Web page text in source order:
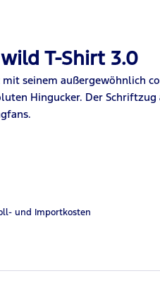
T-Shirt 3.0
seinem außergewöhnlich
Hingucker. Der
und Importkosten